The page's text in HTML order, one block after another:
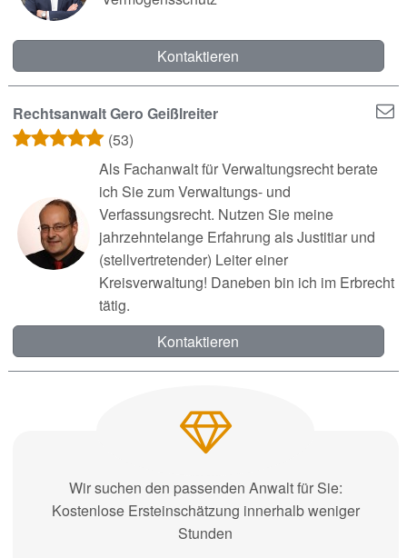
Kontaktieren
Rechtsanwalt Gero Geißlreiter
(53)
Als Fachanwalt für Verwaltungsrecht berate
ich Sie zum Verwaltungs- und
Verfassungsrecht. Nutzen Sie meine
jahrzehntelange Erfahrung als Justitiar und
(stellvertretender) Leiter einer
Kreisverwaltung! Daneben bin ich im Erbrecht
tätig.
Kontaktieren
Wir suchen den passenden Anwalt für Sie:
Kostenlose Ersteinschätzung innerhalb weniger
Stunden